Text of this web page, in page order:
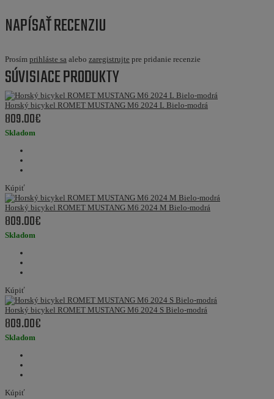
NAPÍSAŤ RECENZIU
Prosím prihláste sa alebo zaregistrujte pre pridanie recenzie
SÚVISIACE PRODUKTY
Horský bicykel ROMET MUSTANG M6 2024 L Bielo-modrá
809.00€
Skladom
Kúpiť
Horský bicykel ROMET MUSTANG M6 2024 M Bielo-modrá
809.00€
Skladom
Kúpiť
Horský bicykel ROMET MUSTANG M6 2024 S Bielo-modrá
809.00€
Skladom
Kúpiť